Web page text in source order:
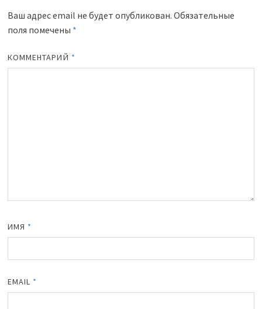
Ваш адрес email не будет опубликован. Обязательные
поля помечены *
КОММЕНТАРИЙ *
ИМЯ *
EMAIL *